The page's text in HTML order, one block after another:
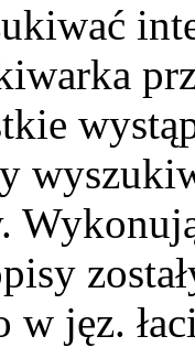
w jęz.